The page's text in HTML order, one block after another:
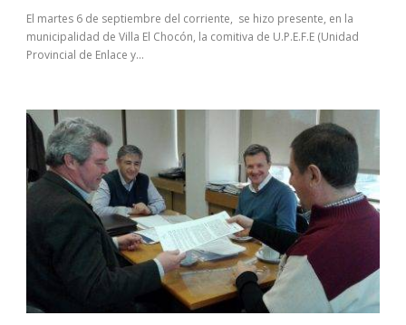
El martes 6 de septiembre del corriente, se hizo presente, en la
municipalidad de Villa El Chocón, la comitiva de U.P.E.F.E (Unidad
Provincial de Enlace y...